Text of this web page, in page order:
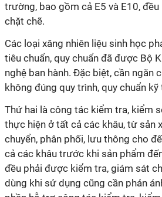
trường, bao gồm cả E5 và E10,
chặt chẽ.
Các loại xăng nhiên liệu sinh học
tiêu chuẩn, quy chuẩn đã được Bộ
nghệ ban hành. Đặc biệt, cần ngăn
không đúng quy trình, quy chuẩn kỹ
Thứ hai là công tác kiểm tra, kiểm
thực hiện ở tất cả các khâu, từ sản
chuyển, phân phối, lưu thông cho
cả các khâu trước khi sản phẩm
đều phải được kiểm tra, giám sát
dùng khi sử dụng cũng cần phản